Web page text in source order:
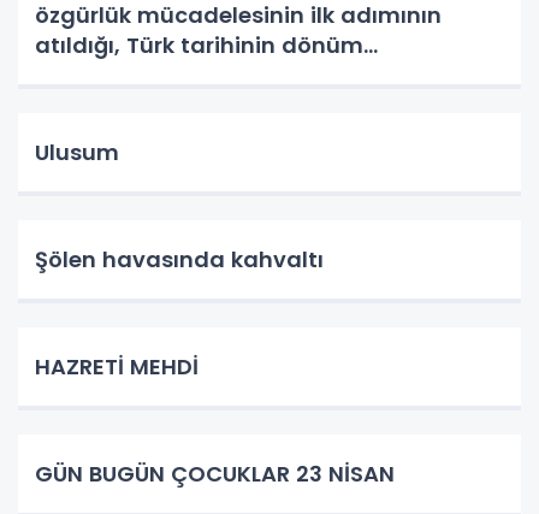
özgürlük mücadelesinin ilk adımının
atıldığı, Türk tarihinin dönüm
Ulusum
Şölen havasında kahvaltı
HAZRETİ MEHDİ
GÜN BUGÜN ÇOCUKLAR 23 NİSAN